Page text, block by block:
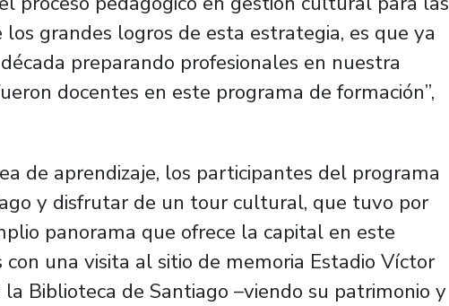
los grandes logros de esta estrategia, es que ya
preparando profesionales en nuestra
docentes en este programa de formación”,
de aprendizaje, los participantes del programa
y disfrutar de un tour cultural, que tuvo por
panorama que ofrece la capital en este
con una visita al sitio de memoria Estadio Víctor
Biblioteca de Santiago –viendo su patrimonio y